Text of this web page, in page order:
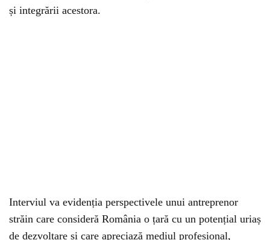
și integrării acestora.
Interviul va evidenția perspectivele unui antreprenor
străin care consideră România o țară cu un potențial uriaș
de dezvoltare și care apreciază mediul profesional,